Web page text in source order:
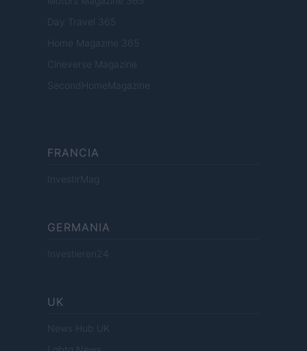
Day Travel 365
Home Magazine 365
Cineverse Magazine
SecondHomeMagazine
FRANCIA
InvestirMag
GERMANIA
Investieren24
UK
News Hub UK